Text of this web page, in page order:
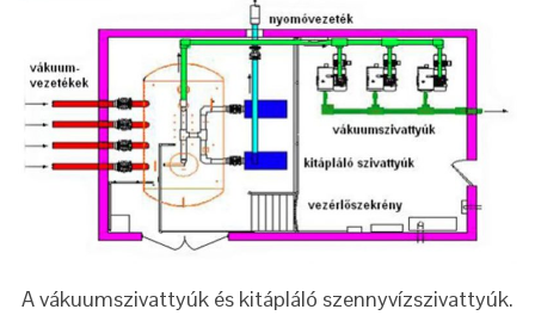
A vákuumszivattyúk és kitápláló szennyvízszivattyúk.